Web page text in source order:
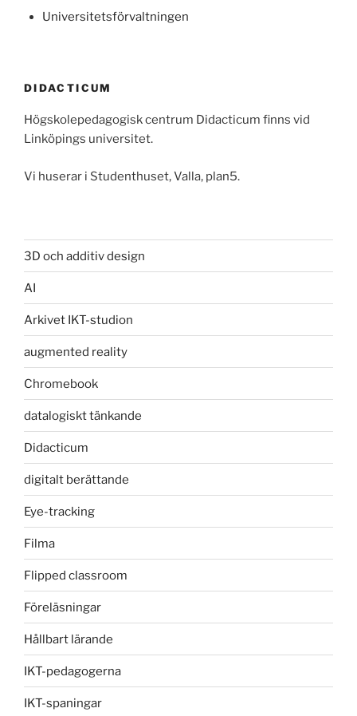
Universitetsförvaltningen
DIDACTICUM
Högskolepedagogisk centrum Didacticum finns vid
Linköpings universitet.
Vi huserar i Studenthuset, Valla, plan5.
3D och additiv design
AI
Arkivet IKT-studion
augmented reality
Chromebook
datalogiskt tänkande
Didacticum
digitalt berättande
Eye-tracking
Filma
Flipped classroom
Föreläsningar
Hållbart lärande
IKT-pedagogerna
IKT-spaningar